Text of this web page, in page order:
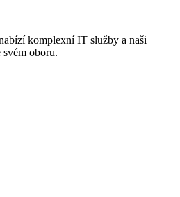
komplexní IT služby a naši
oboru.